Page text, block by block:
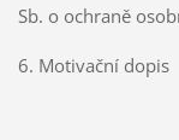
Sb. o ochraně
6. Motivační dopis